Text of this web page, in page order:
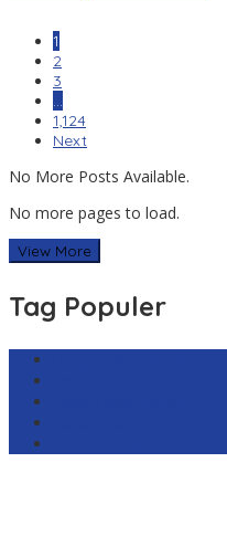
1
2
3
…
1,124
Next
No More Posts Available.
No more pages to load.
View More
Tag Populer